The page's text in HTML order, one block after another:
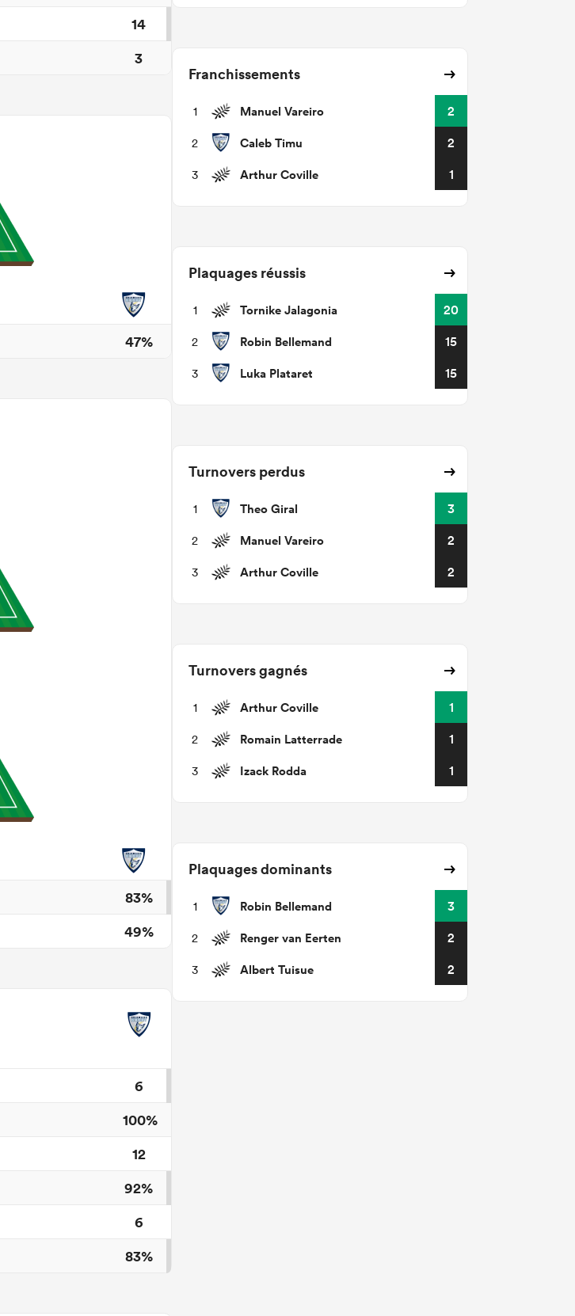
Franchissements
1 Manuel Vareiro 2
2 Caleb Timu 2
3 Arthur Coville 1
Plaquages réussis
1 Tornike Jalagonia 20
2 Robin Bellemand 15
3 Luka Plataret 15
Turnovers perdus
1 Theo Giral 3
2 Manuel Vareiro 2
3 Arthur Coville 2
Turnovers gagnés
1 Arthur Coville 1
2 Romain Latterrade 1
3 Izack Rodda 1
Plaquages dominants
1 Robin Bellemand 3
2 Renger van Eerten 2
3 Albert Tuisue 2
14
3
47%
83%
49%
6
100%
12
92%
6
83%